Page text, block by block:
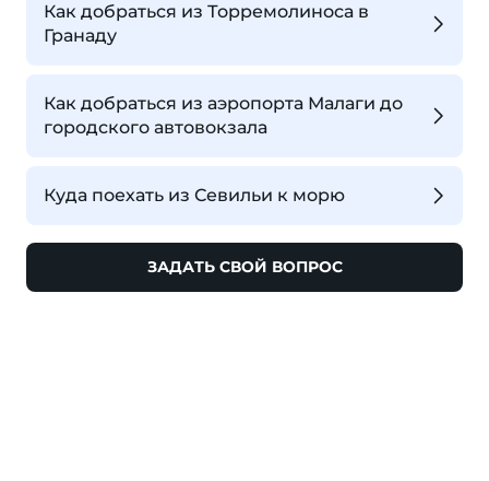
Как добраться из Торремолиноса в
Гранаду
Как добраться из аэропорта Малаги до
городского автовокзала
Куда поехать из Севильи к морю
ЗАДАТЬ СВОЙ ВОПРОС